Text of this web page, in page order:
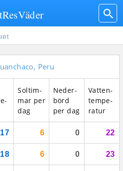
Peru
Sol­tim­
mar per
dag
Neder­
börd
per dag
Vatten­
tempe­
ratur
17 6 0 22
18 6 0 23